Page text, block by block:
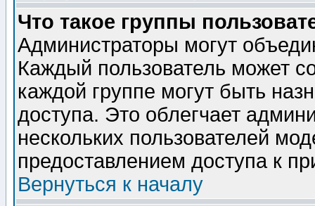
Что такое группы
Администраторы могут
Каждый пользователь может
каждой группе могут быть
доступа. Это облегчает
нескольких пользователей
предоставлением доступа к
Вернуться к началу